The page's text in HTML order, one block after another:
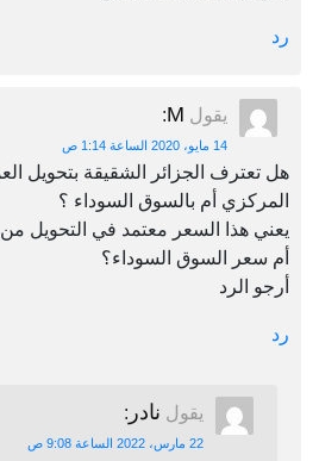
رد
يقول M
:
14 مايو، 2020 الساعة 1:14 ص
هل تعترف الجزائر الشقيقة بتحويل
المركزي أم بالسوق السوداء ؟
يعني هذا السعر معتمد في التحويل من
أم سعر السوق السوداء؟
أرجو الرد
رد
يقول نادر :
22 مارس، 2022 الساعة 9:08 ص